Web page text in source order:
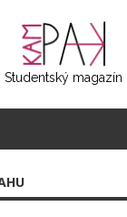
Studentský magazín